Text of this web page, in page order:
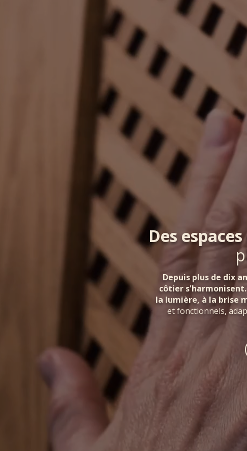
Des
Depuis plus de dix
côtier
la lumière, à la brise
et fonctionnels,